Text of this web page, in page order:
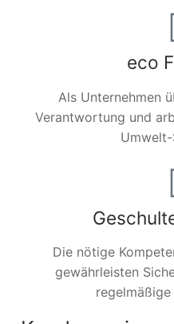
eco
Als Unternehmen
Verantwortung und
Die nötige
gewährleisten